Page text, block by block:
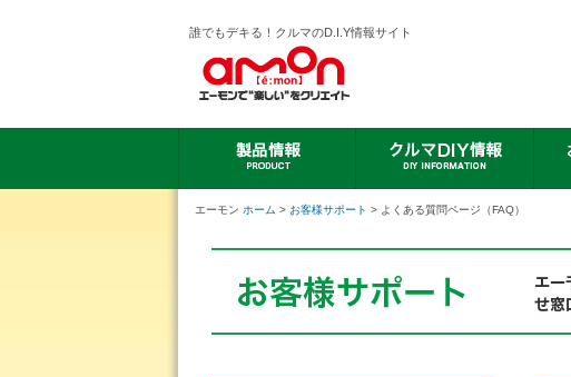
誰でもデキる！クルマのD.I.Y情報サイト
エーモン ホーム > お客様サポート > よくある質問ページ（FAQ）